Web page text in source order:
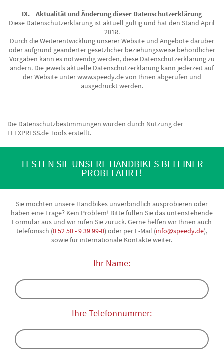
IX. Aktualität und Änderung dieser Datenschutzerklärung
Diese Datenschutzerklärung ist aktuell gültig und hat den Stand April
2018.
Durch die Weiterentwicklung unserer Website und Angebote darüber
oder aufgrund geänderter gesetzlicher beziehungsweise behördlicher
Vorgaben kann es notwendig werden, diese Datenschutzerklärung zu
ändern. Die jeweils aktuelle Datenschutzerklärung kann jederzeit auf
der Website unterwww.speedy.devon Ihnen abgerufen und
ausgedruckt werden.
Die Datenschutzbestimmungen wurden durch Nutzung der
ELEXPRESS.de Toolserstellt.
TESTEN SIE UNSERE HANDBIKES BEI EINER
PROBEFAHRT!
Sie möchten unsere Handbikes unverbindlich ausprobieren oder
haben eine Frage? Kein Problem! Bitte füllen Sie das untenstehende
Formular aus und wir rufen Sie zurück. Gerne helfen wir Ihnen auch
telefonisch (0 52 50 - 9 39 99-0) oder per E-Mail (info@speedy.de),
sowie für internationale Kontakteweiter.
Ihr Name:
Ihre Telefonnummer: